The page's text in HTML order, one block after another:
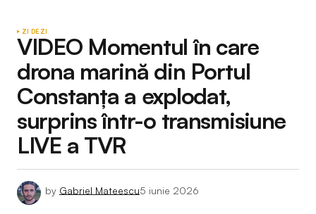
ZI DE ZI
VIDEO Momentul în care
drona marină din Portul
Constanța a explodat,
surprins într-o transmisiune
LIVE a TVR
by Gabriel Mateescu5 iunie 2026